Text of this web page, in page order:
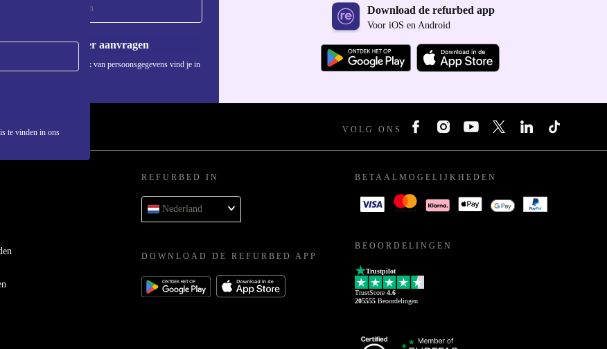
te vinden in ons
Voucher aanvragen
Informatie over het gebruik van persoonsgegevens vind je in
Download de refurbed app
Voor iOS en Android
VOLG ONS
REFURBED IN
Nederland
DOWNLOAD DE REFURBED APP
BETAALMOGELIJKHEDEN
BEOORDELINGEN
Trustpilot
TrustScore 4.6
205555 Beoordelingen